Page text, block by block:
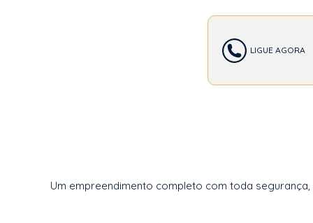
LIGUE AGORA
Um empreendimento completo com toda